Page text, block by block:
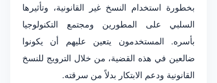
بخطورة استخدام النسخ غير القانونية، وتأثيرها
السلبي على المطورين ومجتمع التكنولوجيا
بأسره. المستخدمون يتعين عليهم أن يكونوا
ضالعين في هذه القضية، من خلال الترويج للنسخ
القانونية ودعم الابتكار بدلاً من سرقته.